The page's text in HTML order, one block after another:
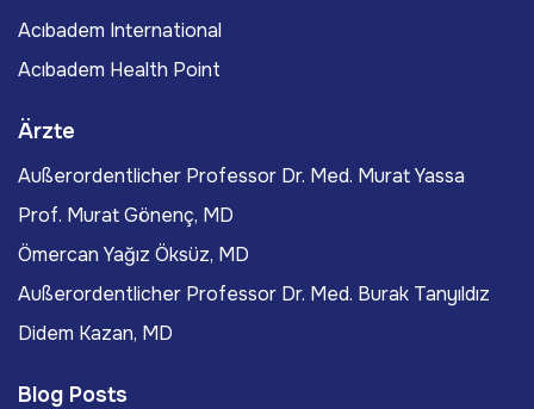
Acıbadem International
Acıbadem Health Point
Ärzte
Außerordentlicher Professor Dr. Med. Murat Yassa
Prof. Murat Gönenç, MD
Ömercan Yağız Öksüz, MD
Außerordentlicher Professor Dr. Med. Burak Tanyıldız
Didem Kazan, MD
Blog Posts